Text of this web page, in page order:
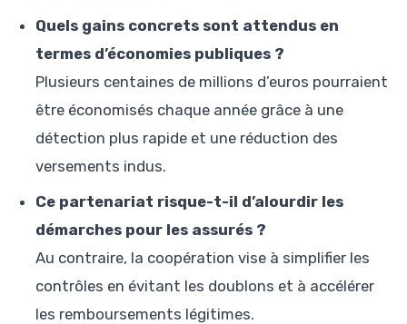
Quels gains concrets sont attendus en
termes d’économies publiques ?
Plusieurs centaines de millions d’euros pourraient
être économisés chaque année grâce à une
détection plus rapide et une réduction des
versements indus.
Ce partenariat risque-t-il d’alourdir les
démarches pour les assurés ?
Au contraire, la coopération vise à simplifier les
contrôles en évitant les doublons et à accélérer
les remboursements légitimes.